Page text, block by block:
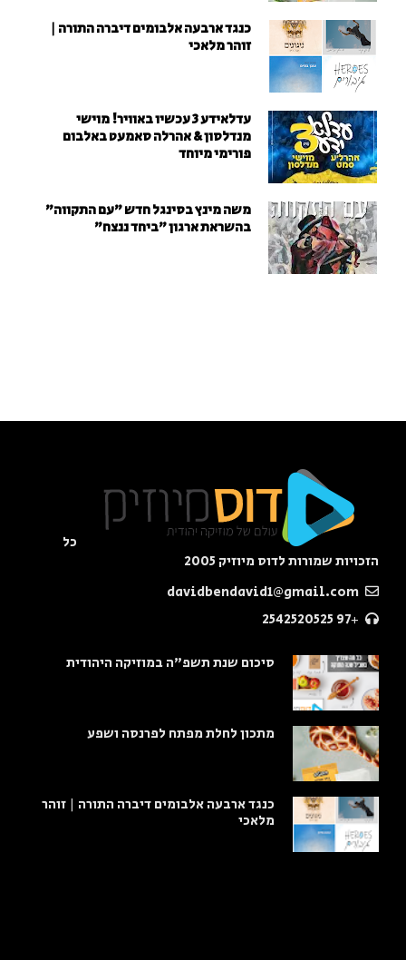
כנגד ארבעה אלבומים דיברה התורה |
זוהר מלאכי
עדלאידע 3 עכשיו באוויר! מוישי
מנדלסון & אהרלה סאמעט באלבום
פורימי מיוחד
משה מינץ בסינגל חדש ״עם התקווה״
בהשראת ארגון "ביחד ננצח"
כל
הזכויות שמורות לדוס מיוזיק 2005
+97 2542520525
סיכום שנת תשפ"ה במוזיקה היהודית
מתכון לחלת מפתח לפרנסה ושפע
כנגד ארבעה אלבומים דיברה התורה | זוהר
מלאכי